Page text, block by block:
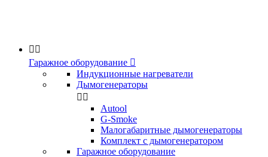
 
Гаражное оборудование 
Индукционные нагреватели
Дымогенераторы
 
Аutool
G-Smoke
Малогабаритные дымогенераторы
Комплект с дымогенератором
Гаражное оборудование